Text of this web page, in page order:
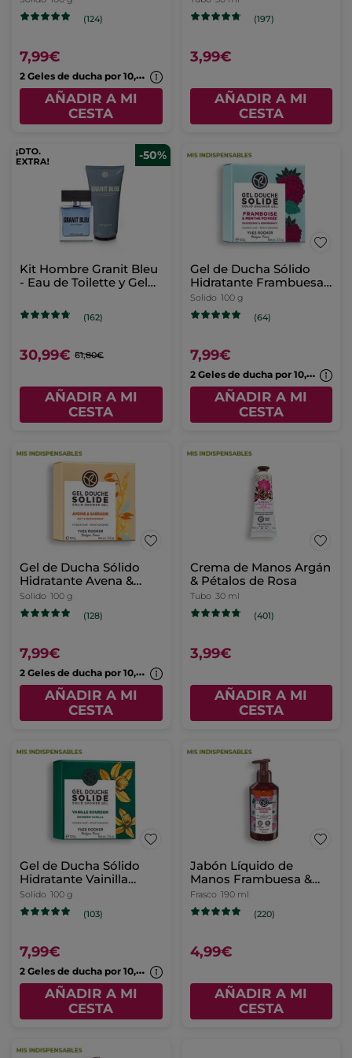
(124)
7,99€
2
Geles de ducha por 10,99€
AÑADIR A MI
CESTA
Crema de Manos
Mango & Cilantro
(197)
3,99€
AÑADIR A MI
CESTA
Kit Hombre Granit Bleu
- Eau de Toilette y Gel
de ducha
(162)
30,99€
AÑADIR A MI
CESTA
Gel de Ducha Sólido
Hidratante Frambuesa
& Hierbabuena
Solido 100 g
(64)
7,99€
AÑADIR A MI
CESTA
Gel de Ducha Sólido
Hidratante Avena &
Trigo Sarraceno
Solido 100 g
(128)
7,99€
2
Geles de ducha por 10,99€
AÑADIR A MI
CESTA
Crema de Manos Argán
& Pétalos de Rosa
Tubo 30 ml
(401)
3,99€
AÑADIR A MI
CESTA